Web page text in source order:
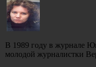
В 1989 году в журнале
молодой журналистки